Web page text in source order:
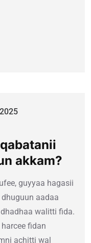
akkam?
guyyaa hagasii
aadaa
walitti fida.
fidan
achitti wal